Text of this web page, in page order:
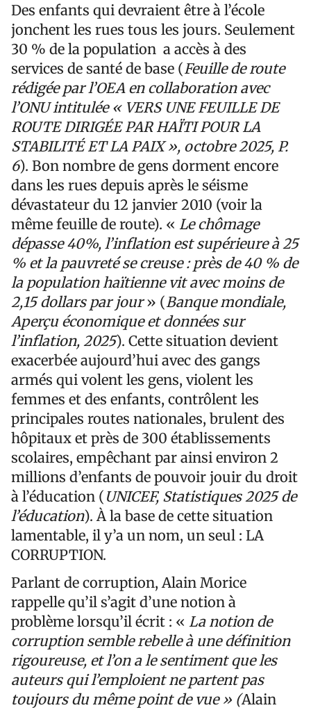
Des enfants qui devraient être à l’école
jonchent les rues tous les jours. Seulement
30 % de la population a accès à des
services de santé de base (Feuille de route
rédigée par l’OEA en collaboration avec
l’ONU intitulée « VERS UNE FEUILLE DE
ROUTE DIRIGÉE PAR HAÏTI POUR LA
STABILITÉ ET LA PAIX », octobre 2025, P.
6). Bon nombre de gens dorment encore
dans les rues depuis après le séisme
dévastateur du 12 janvier 2010 (voir la
même feuille de route). « Le chômage
dépasse 40%, l’inflation est supérieure à 25
% et la pauvreté se creuse : près de 40 % de
la population haïtienne vit avec moins de
2,15 dollars par jour» (Banque mondiale,
Aperçu économique et données sur
l’inflation, 2025). Cette situation devient
exacerbée aujourd’hui avec des gangs
armés qui volent les gens, violent les
femmes et des enfants, contrôlent les
principales routes nationales, brulent des
hôpitaux et près de 300 établissements
scolaires, empêchant par ainsi environ 2
millions d’enfants de pouvoir jouir du droit
à l’éducation ( UNICEF, Statistiques 2025 de
l’éducation). À la base de cette situation
lamentable, il y’a un nom, un seul : LA
CORRUPTION.
Parlant de corruption, Alain Morice
rappelle qu’il s’agit d’une notion à
problème lorsqu’il écrit : « La notion de
corruption semble rebelle à une définition
rigoureuse, et l’on a le sentiment que les
auteurs qui l’emploient ne partent pas
toujours du même point de vue » (Alain